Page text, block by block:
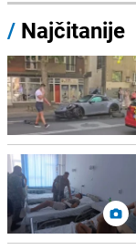
/ Najčitanije